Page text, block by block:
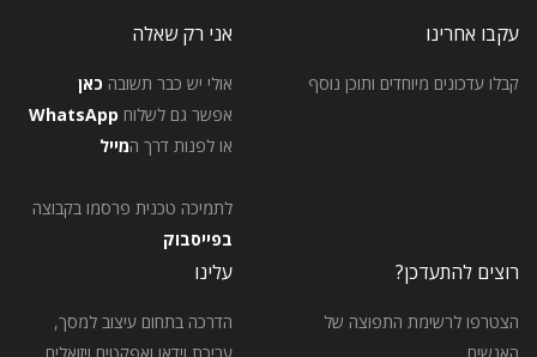
עקבו אחרינו
קבלו עדכונים מיוחדים ותוכן נוסף
אני רק שאלה
אולי יש כבר תשובה כאן
אפשר גם לשלוח WhatsApp
או לפנות דרך המייל
לתמיכה טכנית פרסמו בקבוצה
בפייסבוק
רוצים להתעדכן?
הצטרפו לרשימת התפוצה של
עלינו
הדרכה בתחום עיצוב למסך,